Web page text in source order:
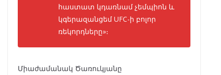
հաստատ կդառնամ չեմպիոն և
կգերազանցեմ UFC-ի բոլոր
ռեկորդները»։
Միաժամանակ Ծառուկյանը